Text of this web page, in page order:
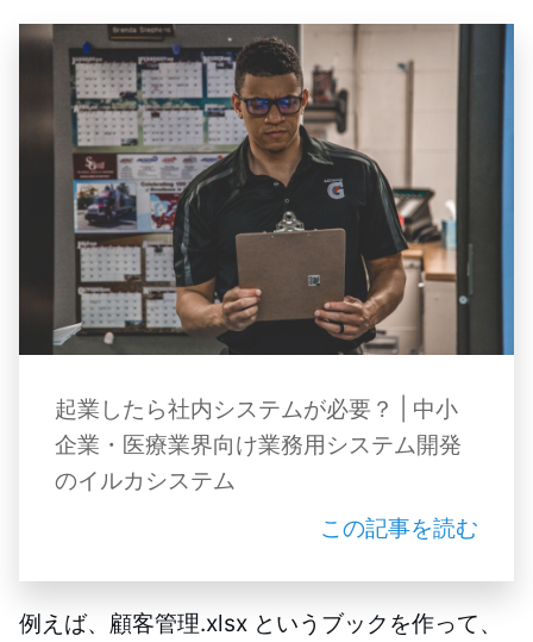
起業したら社内システムが必要？ | 中小
企業・医療業界向け業務用システム開発
のイルカシステム
この記事を読む
例えば、顧客管理.xlsx というブックを作って、